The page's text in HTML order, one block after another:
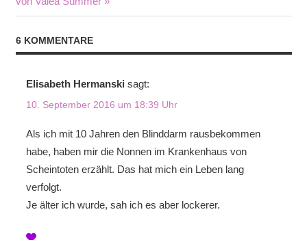
6 KOMMENTARE
Elisabeth Hermanski sagt:
10. September 2016 um 18:39 Uhr
Als ich mit 10 Jahren den Blinddarm rausbekommen
habe, haben mir die Nonnen im Krankenhaus von
Scheintoten erzählt. Das hat mich ein Leben lang
verfolgt.
Je älter ich wurde, sah ich es aber lockerer.